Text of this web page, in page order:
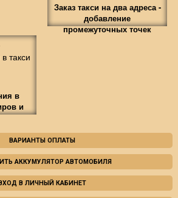
Заказ такси на два адреса -
добавление
промежуточных точек
в
и
ВАРИАНТЫ ОПЛАТЫ
АККУМУЛЯТОР АВТОМОБИЛЯ
В ЛИЧНЫЙ КАБИНЕТ